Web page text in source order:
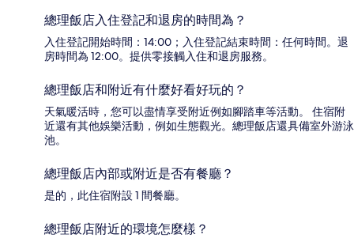
總理飯店入住登記和退房的時間為？
入住登記開始時間：14:00；入住登記結束時間：任何時間。退
房時間為 12:00。提供零接觸入住和退房服務。
總理飯店和附近有什麼好看好玩的？
天氣暖活時，您可以盡情享受附近例如腳踏車等活動。 住宿附
近還有其他娛樂活動，例如生態觀光。總理飯店還具備室外游泳
池。
總理飯店內部或附近是否有餐廳？
是的，此住宿附設 1 間餐廳。
總理飯店附近的環境怎麼樣？